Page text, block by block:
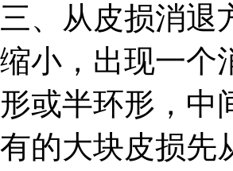
三、从皮损消退
缩小，出现一个
形或半环形，中
有的大块皮损先